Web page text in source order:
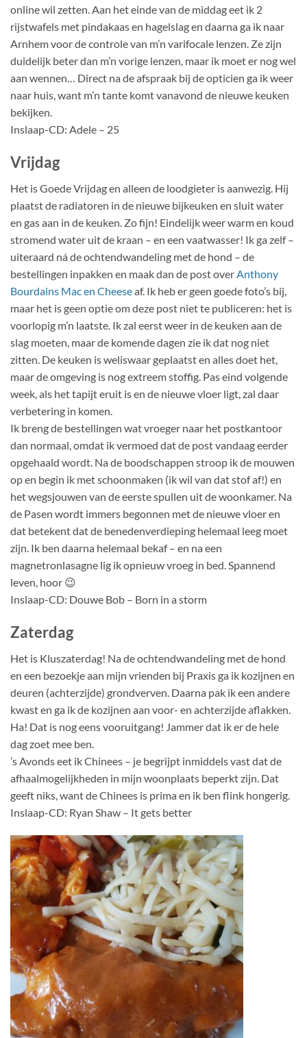
online wil zetten. Aan het einde van de middag eet ik 2
rijstwafels met pindakaas en hagelslag en daarna ga ik naar
Arnhem voor de controle van m’n varifocale lenzen. Ze zijn
duidelijk beter dan m’n vorige lenzen, maar ik moet er nog wel
aan wennen… Direct na de afspraak bij de opticien ga ik weer
naar huis, want m’n tante komt vanavond de nieuwe keuken
bekijken.
Inslaap-CD: Adele – 25
Vrijdag
Het is Goede Vrijdag en alleen de loodgieter is aanwezig. Hij
plaatst de radiatoren in de nieuwe bijkeuken en sluit water
en gas aan in de keuken. Zo fijn! Eindelijk weer warm en koud
stromend water uit de kraan – en een vaatwasser! Ik ga zelf –
uiteraard ná de ochtendwandeling met de hond – de
bestellingen inpakken en maak dan de post overAnthony
Bourdains Mac en Cheeseaf. Ik heb er geen goede foto’s bij,
maar het is geen optie om deze post niet te publiceren: het is
voorlopig m’n laatste. Ik zal eerst weer in de keuken aan de
slag moeten, maar de komende dagen zie ik dat nog niet
zitten. De keuken is weliswaar geplaatst en alles doet het,
maar de omgeving is nog extreem stoffig. Pas eind volgende
week, als het tapijt eruit is en de nieuwe vloer ligt, zal daar
verbetering in komen.
Ik breng de bestellingen wat vroeger naar het postkantoor
dan normaal, omdat ik vermoed dat de post vandaag eerder
opgehaald wordt. Na de boodschappen stroop ik de mouwen
op en begin ik met schoonmaken (ik wil van dat stof af!) en
het wegsjouwen van de eerste spullen uit de woonkamer. Na
de Pasen wordt immers begonnen met de nieuwe vloer en
dat betekent dat de benedenverdieping helemaal leeg moet
zijn. Ik ben daarna helemaal bekaf – en na een
magnetronlasagne lig ik opnieuw vroeg in bed. Spannend
leven, hoor 😉
Inslaap-CD: Douwe Bob – Born in a storm
Zaterdag
Het is Kluszaterdag! Na de ochtendwandeling met de hond
en een bezoekje aan mijn vrienden bij Praxis ga ik kozijnen en
deuren (achterzijde) grondverven. Daarna pak ik een andere
kwast en ga ik de kozijnen aan voor- en achterzijde aflakken.
Ha! Dat is nog eens vooruitgang! Jammer dat ik er de hele
dag zoet mee ben.
’s Avonds eet ik Chinees – je begrijpt inmiddels vast dat de
afhaalmogelijkheden in mijn woonplaats beperkt zijn. Dat
geeft niks, want de Chinees is prima en ik ben flink hongerig.
Inslaap-CD: Ryan Shaw – It gets better